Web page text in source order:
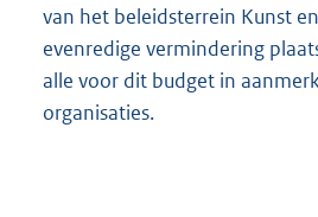
van het beleidsterrein Kunst
evenredige vermindering
alle voor dit budget in
organisaties.